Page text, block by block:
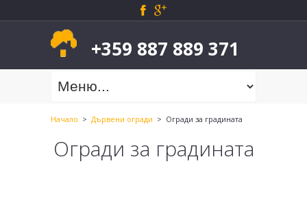
+359 887 889 371
Начало > Дървени огради > Огради за градината
Огради за градината